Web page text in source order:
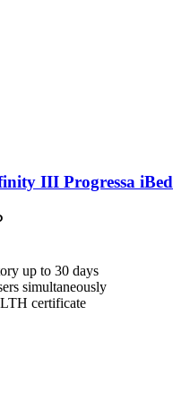
III Progressa iBed
up to 30 days
simultaneously
certificate